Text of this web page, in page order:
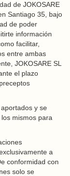
de JOKOSARE
Santiago 35, bajo
de poder
información
facilitar,
entre ambas
JOKOSARE SL
el plazo
y se
mismos para
a
conformidad con
solo se